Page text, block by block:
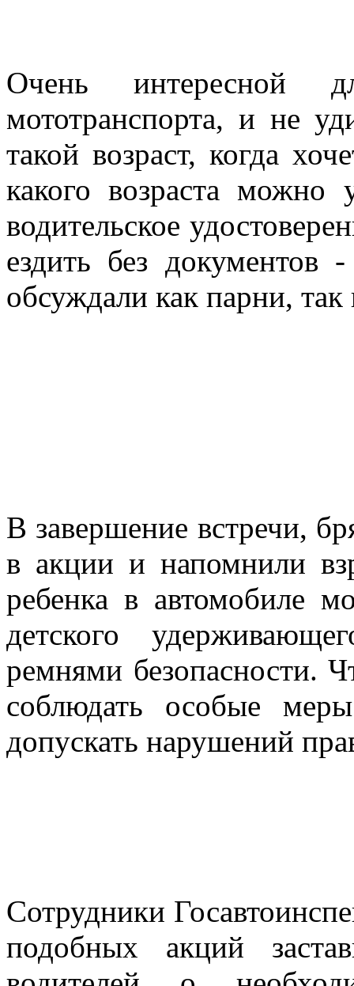
Очень интересной
мототранспорта, и не
такой возраст, когда
какого возраста
водительское
ездить без
обсуждали как парни,
В завершение встречи,
в акции и напомнили
ребенка в автомобиле
детского
ремнями безопасности.
соблюдать особые
допускать нарушений
Сотрудники
подобных акций